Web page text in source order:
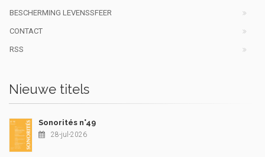
BESCHERMING LEVENSSFEER
CONTACT
RSS
Nieuwe titels
Sonorités n°49
28-jul-2026